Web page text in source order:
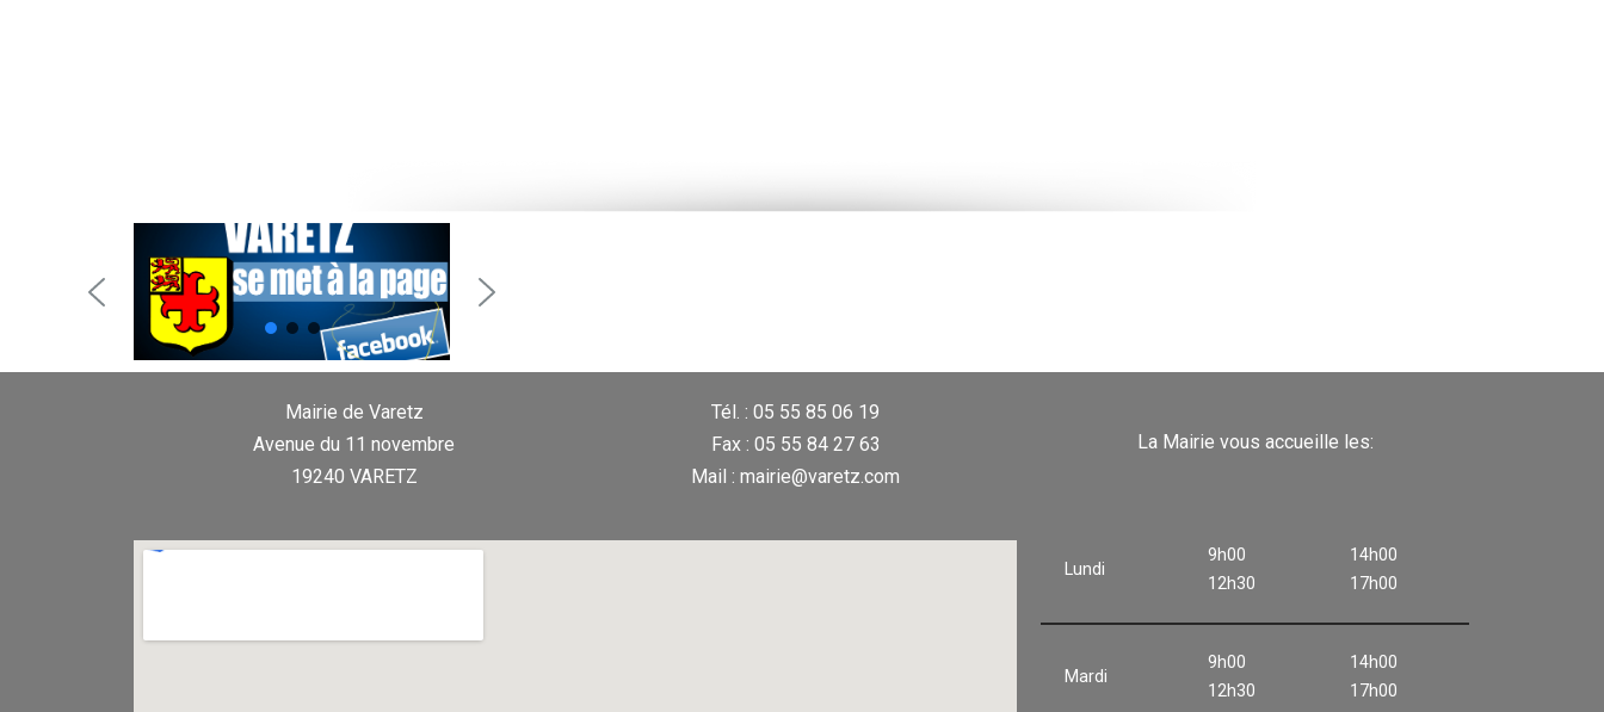
Mairie de Varetz
Avenue du 11 novembre
19240 VARETZ
Tél. : 05 55 85 06 19
Fax : 05 55 84 27 63
Mail : mairie@varetz.com
La Mairie vous accueille les:
Lundi
9h00
12h30
14h00
17h00
Mardi
9h00
12h30
14h00
17h00